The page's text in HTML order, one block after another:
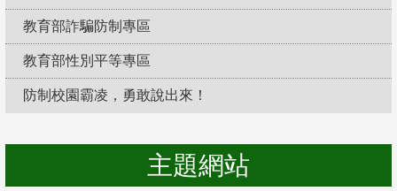
教育部詐騙防制專區
教育部性別平等專區
防制校園霸凌，勇敢說出來！
主題網站